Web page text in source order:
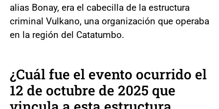
alias Bonay, era el cabecilla de la estructura
criminal Vulkano, una organización que operaba
en la región del Catatumbo.
¿Cuál fue el evento ocurrido el
12 de octubre de 2025 que